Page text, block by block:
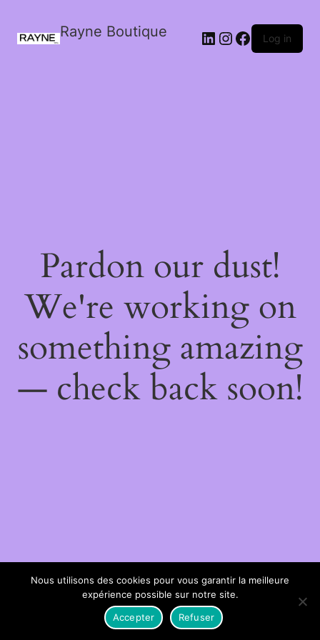
Rayne Boutique Log in
Pardon our dust!
We're working on
something amazing
— check back soon!
Nous utilisons des cookies pour vous garantir la meilleure
expérience possible sur notre site.
Accepter
Refuser